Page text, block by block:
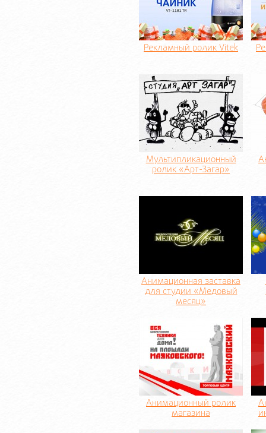
Рекламный ролик Vitek
Мультипликационный
ролик «Арт-Загар»
Анимационная заставка
для студии «Медовый
месяц»
Анимационный ролик
магазина